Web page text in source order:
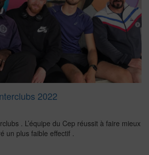
2022
. L’équipe du Cep réussit à faire mieux
un plus faible effectif .